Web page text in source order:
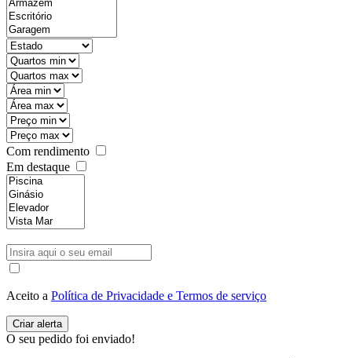
Com rendimento
Em destaque
Aceito a Política de Privacidade e Termos de serviço
O seu pedido foi enviado!